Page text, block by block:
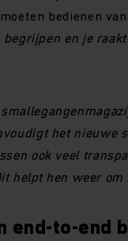
bedienen
en je
het nieuwe
ook veel
helpt hen weer
end-to-end